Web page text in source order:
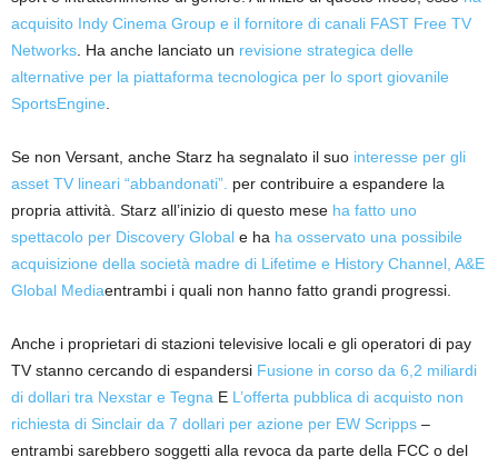
acquisito Indy Cinema Group e il fornitore di canali FAST Free TV
Networks. Ha anche lanciato un revisione strategica delle
alternative per la piattaforma tecnologica per lo sport giovanile
SportsEngine.
Se non Versant, anche Starz ha segnalato il suo interesse per gli
asset TV lineari “abbandonati”. per contribuire a espandere la
propria attività. Starz all’inizio di questo mese ha fatto uno
spettacolo per Discovery Global e ha ha osservato una possibile
acquisizione della società madre di Lifetime e History Channel, A&E
Global Mediaentrambi i quali non hanno fatto grandi progressi.
Anche i proprietari di stazioni televisive locali e gli operatori di pay
TV stanno cercando di espandersi Fusione in corso da 6,2 miliardi
di dollari tra Nexstar e Tegna E L’offerta pubblica di acquisto non
richiesta di Sinclair da 7 dollari per azione per EW Scripps –
entrambi sarebbero soggetti alla revoca da parte della FCC o del